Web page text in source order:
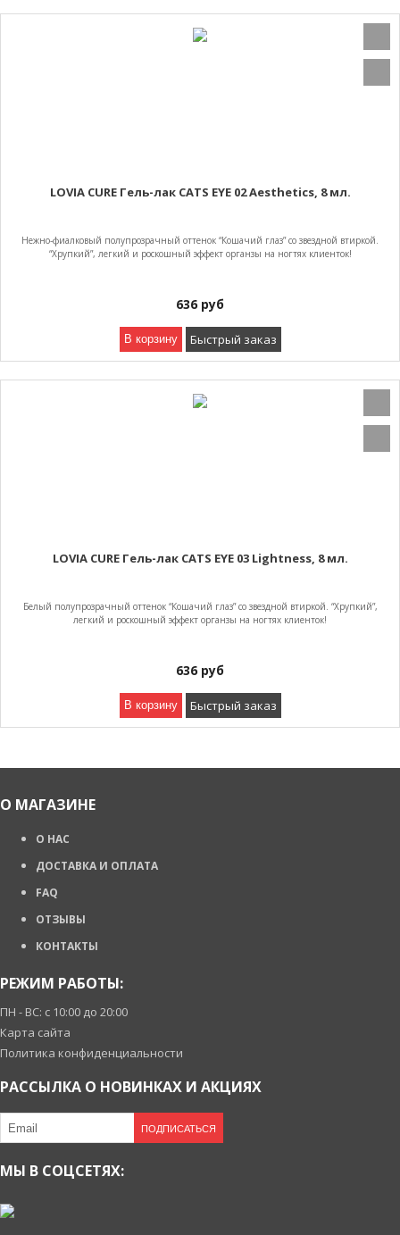
LOVIA CURE Гель-лак CATS EYE 02 Aesthetics, 8 мл.
Нежно-фиалковый полупрозрачный оттенок “Кошачий глаз” со звездной втиркой.
“Хрупкий”, легкий и роскошный эффект органзы на ногтях клиенток!
636 руб
В корзину Быстрый заказ
LOVIA CURE Гель-лак CATS EYE 03 Lightness, 8 мл.
Белый полупрозрачный оттенок “Кошачий глаз” со звездной втиркой. “Хрупкий”,
легкий и роскошный эффект органзы на ногтях клиенток!
636 руб
В корзину Быстрый заказ
О МАГАЗИНЕ
О НАС
ДОСТАВКА И ОПЛАТА
FAQ
ОТЗЫВЫ
КОНТАКТЫ
РЕЖИМ РАБОТЫ:
ПН - ВС: с 10:00 до 20:00
Карта сайта
Политика конфиденциальности
РАССЫЛКА О НОВИНКАХ И АКЦИЯХ
ПОДПИСАТЬСЯ
МЫ В СОЦСЕТЯХ: